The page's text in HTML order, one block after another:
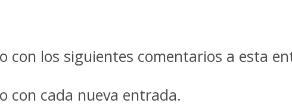
con los siguientes comentarios a esta
con cada nueva entrada.